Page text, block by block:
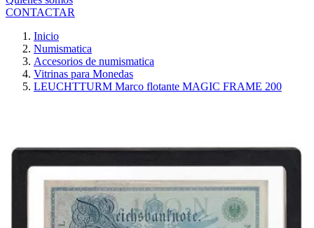
CONTACTAR
Inicio
Numismatica
Accesorios de numismatica
Vitrinas para Monedas
LEUCHTTURM Marco flotante MAGIC FRAME 200